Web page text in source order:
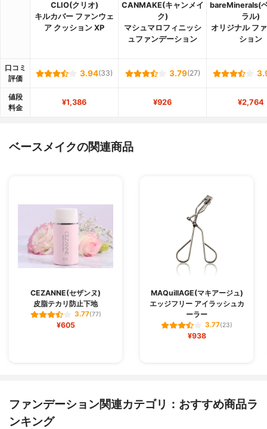
CLIO(クリオ)
キルカバー ファンウェ
ア クッション XP
CANMAKE(キャンメイ
ク)
マシュマロフィニッシ
ュファンデーション
bareMinerals(
ラル)
オリジナル フ
ション
口コミ
評価
3.94(33) 3.79(27)
値段
料金
¥1,386 ¥926 ¥2,764
ベースメイクの関連商品
CEZANNE(セザンヌ)
皮脂テカリ防止下地
3.77(77)
¥605
MAQuillAGE(マキアージュ)
エッジフリー アイラッシュカ
ーラー
3.77(23)
¥938
ファンデーション関連カテゴリ：おすすめ商品ラ
ンキング